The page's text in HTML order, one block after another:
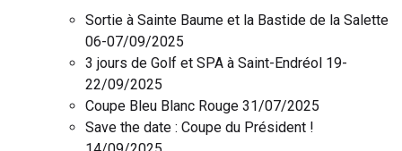
Sortie à Sainte Baume et la Bastide de la Salette
06-07/09/2025
3 jours de Golf et SPA à Saint-Endréol 19-
22/09/2025
Coupe Bleu Blanc Rouge 31/07/2025
Save the date : Coupe du Président !